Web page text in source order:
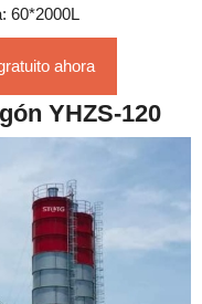
60*2000L
ahora
YHZS-120